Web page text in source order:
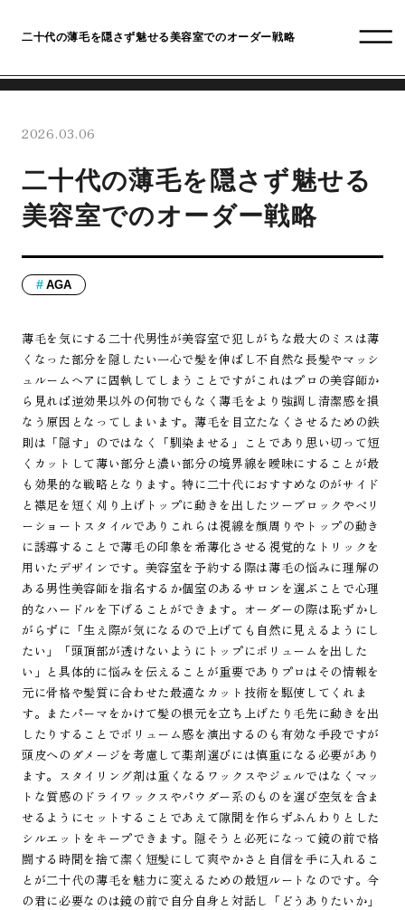
二十代の薄毛を隠さず魅せる美容室でのオーダー戦略
2026.03.06
二十代の薄毛を隠さず魅せる
美容室でのオーダー戦略
AGA
薄毛を気にする二十代男性が美容室で犯しがちな最大のミスは薄
くなった部分を隠したい一心で髪を伸ばし不自然な長髪やマッシ
ュルームヘアに固執してしまうことですがこれはプロの美容師か
ら見れば逆効果以外の何物でもなく薄毛をより強調し清潔感を損
なう原因となってしまいます。薄毛を目立たなくさせるための鉄
則は「隠す」のではなく「馴染ませる」ことであり思い切って短
くカットして薄い部分と濃い部分の境界線を曖昧にすることが最
も効果的な戦略となります。特に二十代におすすめなのがサイド
と襟足を短く刈り上げトップに動きを出したツーブロックやベリ
ーショートスタイルでありこれらは視線を顔周りやトップの動き
に誘導することで薄毛の印象を希薄化させる視覚的なトリックを
用いたデザインです。美容室を予約する際は薄毛の悩みに理解の
ある男性美容師を指名するか個室のあるサロンを選ぶことで心理
的なハードルを下げることができます。オーダーの際は恥ずかし
がらずに「生え際が気になるので上げても自然に見えるようにし
たい」「頭頂部が透けないようにトップにボリュームを出した
い」と具体的に悩みを伝えることが重要でありプロはその情報を
元に骨格や髪質に合わせた最適なカット技術を駆使してくれま
す。またパーマをかけて髪の根元を立ち上げたり毛先に動きを出
したりすることでボリューム感を演出するのも有効な手段ですが
頭皮へのダメージを考慮して薬剤選びには慎重になる必要があり
ます。スタイリング剤は重くなるワックスやジェルではなくマッ
トな質感のドライワックスやパウダー系のものを選び空気を含ま
せるようにセットすることであえて隙間を作らずふんわりとした
シルエットをキープできます。隠そうと必死になって鏡の前で格
闘する時間を捨て潔く短髪にして爽やかさと自信を手に入れるこ
とが二十代の薄毛を魅力に変えるための最短ルートなのです。今
の君に必要なのは鏡の前で自分自身と対話し「どうありたいか」